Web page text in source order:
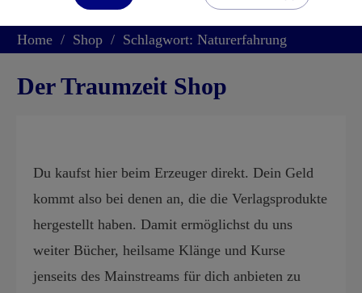
Home / Shop / Schlagwort: Naturerfahrung
Der Traumzeit Shop
Du kaufst hier beim Erzeuger direkt. Dein Geld
kommt also bei denen an, die die Verlagsprodukte
hergestellt haben. Damit ermöglichst du uns
weiter Bücher, heilsame Klänge und Kurse
jenseits des Mainstreams für dich anbieten zu